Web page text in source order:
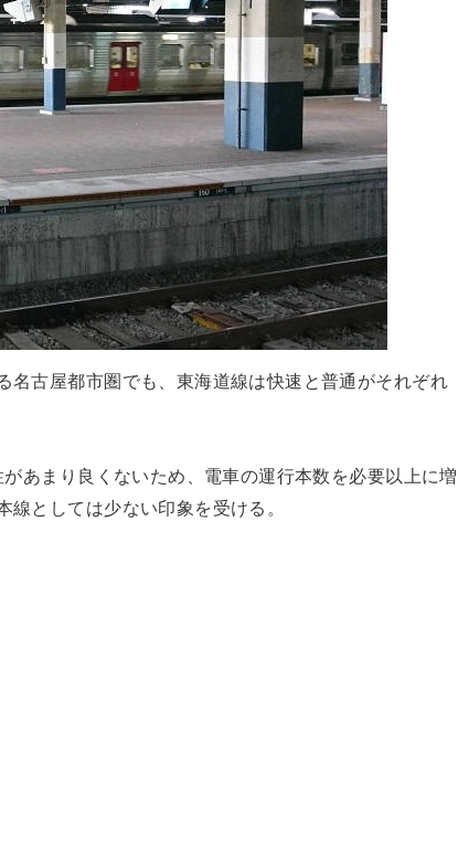
古屋都市圏でも、東海道線は快速と普通がそれぞれ
あまり良くないため、電車の運行本数を必要以上に増
としては少ない印象を受ける。